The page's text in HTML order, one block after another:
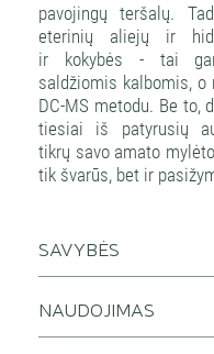
pavojingų teršalų.
eterinių aliejų ir
ir kokybės - tai
saldžiomis kalbomis,
DC-MS metodu. Be to,
tiesiai iš patyrusių
tikrų savo amato
tik švarūs, bet ir
SAVYBĖS
NAUDOJIMAS